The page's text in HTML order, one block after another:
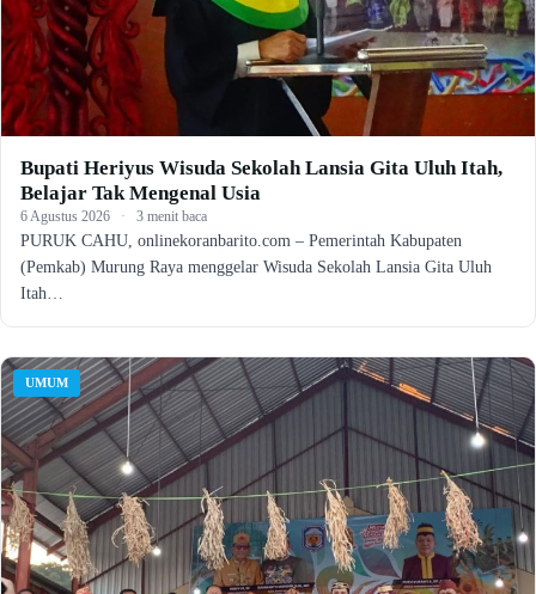
Bupati Heriyus Wisuda Sekolah Lansia Gita Uluh Itah,
Belajar Tak Mengenal Usia
6 Agustus 2026 · 3 menit baca
PURUK CAHU, onlinekoranbarito.com – Pemerintah Kabupaten
(Pemkab) Murung Raya menggelar Wisuda Sekolah Lansia Gita Uluh
Itah…
UMUM